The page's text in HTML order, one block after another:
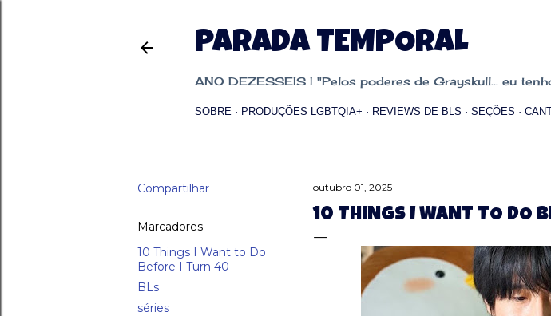
PARADA TEMPORAL
ANO DEZESSEIS | "Pelos poderes de Grayskull... eu
SOBRE PRODUÇÕES LGBTQIA+ REVIEWS DE BLS SEÇÕES
Compartilhar
Marcadores
10 Things I Want to Do
Before I Turn 40
BLs
séries
outubro 01, 2025
10 THINGS I WANT TO DO